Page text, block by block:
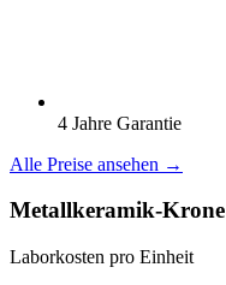
4 Jahre Garantie
Alle Preise ansehen →
Metallkeramik-Krone
Laborkosten pro Einheit